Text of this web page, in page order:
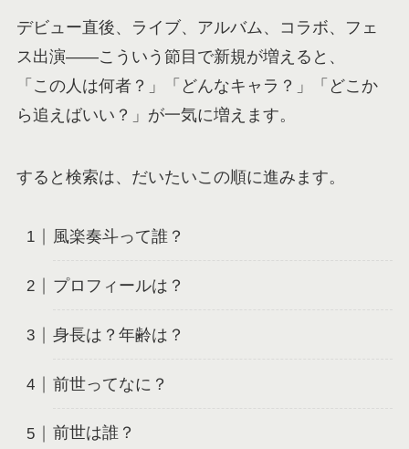
デビュー直後、ライブ、アルバム、コラボ、フェ
ス出演——こういう節目で新規が増えると、
「この人は何者？」「どんなキャラ？」「どこか
ら追えばいい？」が一気に増えます。
すると検索は、だいたいこの順に進みます。
風楽奏斗って誰？
プロフィールは？
身長は？年齢は？
前世ってなに？
前世は誰？